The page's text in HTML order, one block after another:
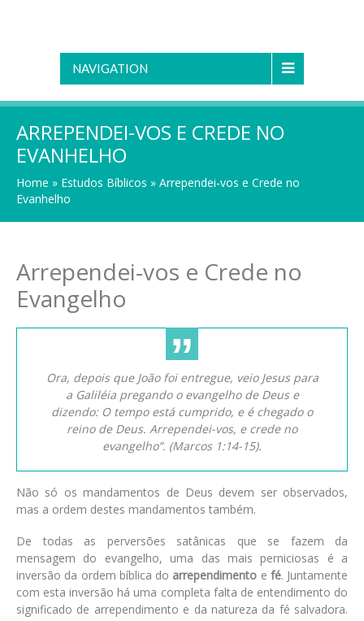
NAVIGATION
ARREPENDEI-VOS E CREDE NO
EVANHELHO
Home » Estudos Bíblicos » Arrependei-vos e Crede no
Evanhelho
Arrependei-vos e Crede no
Evangelho
Ora, depois que João foi entregue, veio Jesus para
a Galiléia pregando o evangelho de Deus e
dizendo: O tempo está cumprido, e é chegado o
reino de Deus. Arrependei-vos, e crede no
evangelho”. (Marcos 1:14-15).
Não só os mandamentos de Deus devem ser observados,
mas a ordem destes mandamentos também.
De todas as perversões satânicas que se fazem da
mensagem do evangelho, uma das mais perniciosas é a
inversão da ordem bíblica do arrependimento e fé. Juntamente
com esta inversão há uma completa falta de entendimento do
significado de arrependimento e da natureza da fé salvadora.